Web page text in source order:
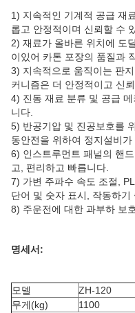
1) 지속적인 기계적 공급 재
롭고 안정적이며 신뢰할 수
2) 재료가 올바른 위치에 도
이있어 카톤 포장의 품질과
3) 지속적으로 움직이는 판
커니즘은 더 안정적이고 신
4) 진동 재료 분류 및 공급
니다.
5) 반공기압 및 진공보호를
동안전을 위하여 정지설비가
6) 인스트루먼트 패널의 핸
고, 편리하고 빠릅니다.
7) 가변 주파수 속도 조절,
단어 및 숫자 표시, 작동하기
8) 주운전에 대한 과부하 보
명세서:
모델
ZH-120
무게(kg)
1100